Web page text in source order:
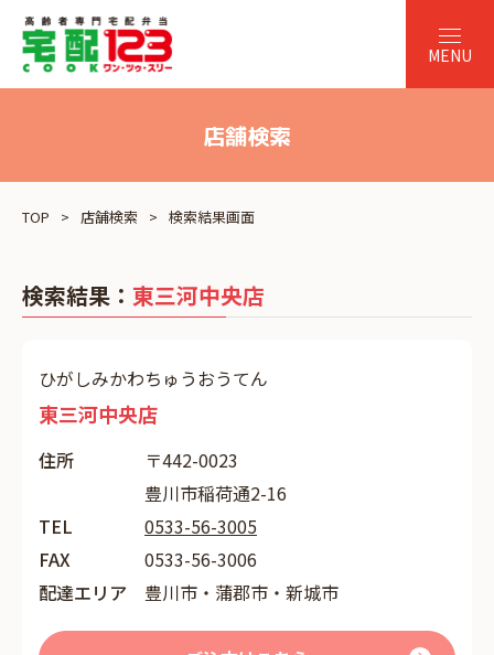
店舗検索
TOP 店舗検索 検索結果画面
検索結果： 東三河中央店
ひがしみかわちゅうおうてん
東三河中央店
住所
〒442-0023
豊川市稲荷通2-16
TEL
0533-56-3005
FAX
0533-56-3006
配達エリア
豊川市・蒲郡市・新城市